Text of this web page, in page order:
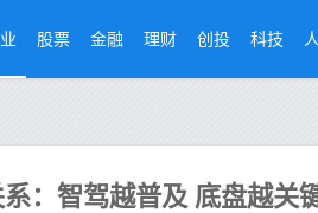
股票 金融 理财 创投 科技
：智驾越普及 底盘越关